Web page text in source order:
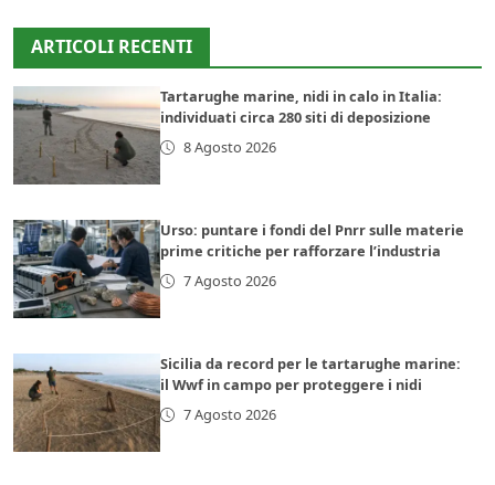
ARTICOLI RECENTI
Tartarughe marine, nidi in calo in Italia:
individuati circa 280 siti di deposizione
8 Agosto 2026
Urso: puntare i fondi del Pnrr sulle materie
prime critiche per rafforzare l’industria
7 Agosto 2026
Sicilia da record per le tartarughe marine:
il Wwf in campo per proteggere i nidi
7 Agosto 2026